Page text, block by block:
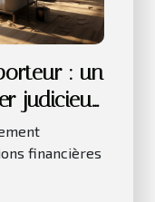
: un
judicieux
financières